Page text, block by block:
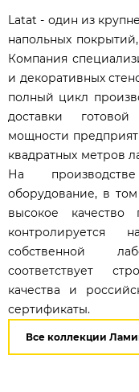
Latat - один из
напольных
Компания
и декоративных
полный цикл
доставки
мощности
квадратных метров
На
оборудование, в
высокое качество
контролируется
собственной
соответствует
качества и
сертификаты.
Все коллекции